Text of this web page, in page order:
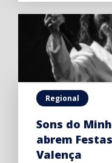
Regional
Sons do
abrem
Valença